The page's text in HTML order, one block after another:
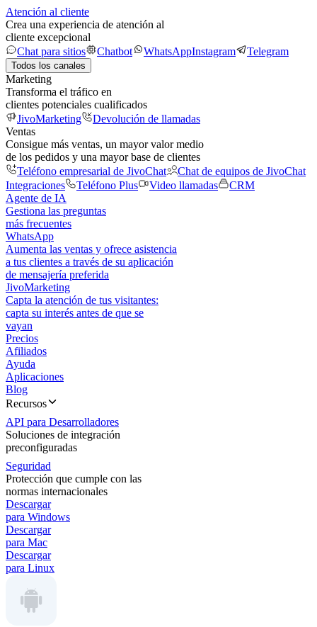
Atención al cliente
Crea una experiencia de atención al
cliente excepcional
Chat para sitios
Chatbot WhatsAppInstagram Telegram
Todos los canales
Marketing
Transforma el tráfico en
clientes potenciales cualificados
JivoMarketing
Devolución de llamadas
Ventas
Consigue más ventas, un mayor valor medio
de los pedidos y una mayor base de clientes
Teléfono empresarial de JivoChat
Chat de equipos de JivoChat
Integraciones
Teléfono Plus Video llamadas
CRM
Agente de IA
Gestiona las preguntas
más frecuentes
WhatsApp
Aumenta las ventas y ofrece asistencia
a tus clientes a través de su aplicación
de mensajería preferida
JivoMarketing
Capta la atención de tus visitantes:
capta su interés antes de que se
vayan
Precios
Afiliados
Ayuda
Aplicaciones
Blog
Recursos
API para Desarrolladores
Soluciones de integración
preconfiguradas
Seguridad
Protección que cumple con las
normas internacionales
Descargar
para Windows
Descargar
para Mac
Descargar
para Linux